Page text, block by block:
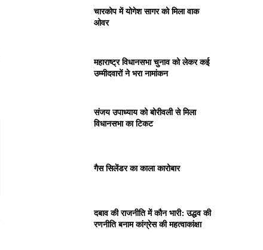
चारकोप में योगेश सागर को मिला वाक
ओवर
महाराष्ट्र विधानसभा चुनाव को लेकर कई
उम्मीदवारों ने भरा नामांकन
संजय उपाध्याय को बोरीवली से मिला
विधानसभा का टिकट
गैस सिलेंडर का काला कारोबार
दबाव की राजनीति में कौन भारी: उद्धव की
रणनीति बनाम कांग्रेस की महत्वाकांक्षा